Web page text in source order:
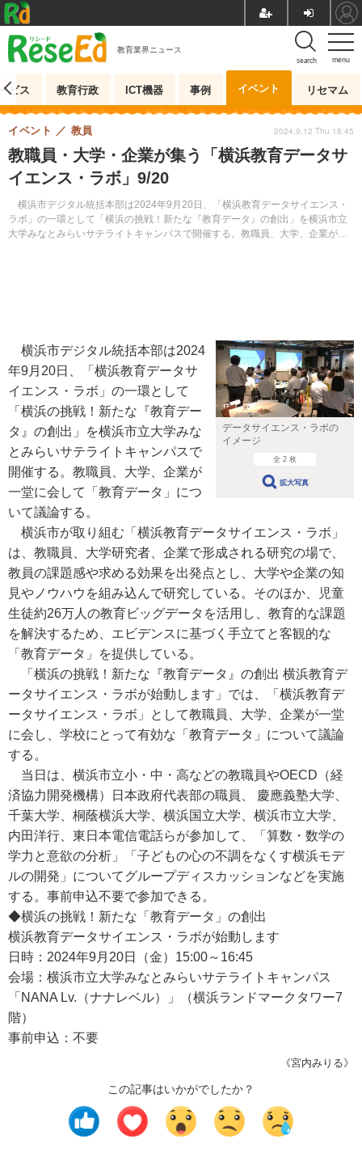
menu
search
教育業界ニュース
ビス 教育行政 ICT機器 事例 イベント リセマム
教職員・大学・企業が集う「横浜教育データサ
イエンス・ラボ」9/20
横浜市デジタル統括本部は2024年9月20日、「横浜教育データサイエンス・
ラボ」の一環として「横浜の挑戦！新たな『教育データ』の創出」を横浜市立
大学みなとみらいサテライトキャンパスで開催する。教職員、大学、企業が一
イベント 教員 2024.9.12 Thu 18:45
データサイエンス・ラボの
イメージ
全 2 枚
拡大写真
横浜市デジタル統括本部は2024
年9月20日、「横浜教育データサ
イエンス・ラボ」の一環として
「横浜の挑戦！新たな『教育デー
タ』の創出」を横浜市立大学みな
とみらいサテライトキャンパスで
開催する。教職員、大学、企業が
一堂に会して「教育データ」につ
いて議論する。
横浜市が取り組む「横浜教育データサイエンス・ラボ」
は、教職員、大学研究者、企業で形成される研究の場で、
教員の課題感や求める効果を出発点とし、大学や企業の知
見やノウハウを組み込んで研究している。そのほか、児童
生徒約26万人の教育ビッグデータを活用し、教育的な課題
を解決するため、エビデンスに基づく手立てと客観的な
「教育データ」を提供している。
「横浜の挑戦！新たな『教育データ』の創出 横浜教育デ
ータサイエンス・ラボが始動します」では、「横浜教育デ
ータサイエンス・ラボ」として教職員、大学、企業が一堂
に会し、学校にとって有効な「教育データ」について議論
する。
当日は、横浜市立小・中・高などの教職員やOECD（経
済協力開発機構）日本政府代表部の職員、 慶應義塾大学、
千葉大学、桐蔭横浜大学、横浜国立大学、横浜市立大学、
内田洋行、東日本電信電話らが参加して、「算数・数学の
学力と意欲の分析」「子どもの心の不調をなくす横浜モデ
ルの開発」についてグループディスカッションなどを実施
する。事前申込不要で参加できる。
◆横浜の挑戦！新たな「教育データ」の創出
横浜教育データサイエンス・ラボが始動します
日時：2024年9月20日（金）15:00～16:45
会場：横浜市立大学みなとみらいサテライトキャンパス
「NANA Lv.（ナナレベル）」（横浜ランドマークタワー7
階）
事前申込：不要
《宮内みりる》
この記事はいかがでしたか？